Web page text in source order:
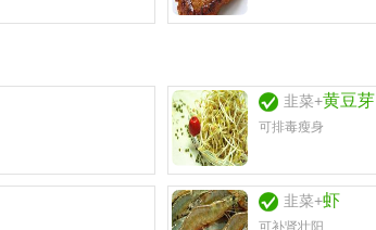
韭菜+黄豆芽
可排毒瘦身
韭菜+虾
可补肾壮阳